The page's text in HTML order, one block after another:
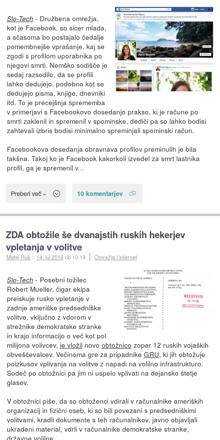
Slo-Tech - Družbena omrežja,
kot je Facebook, so sicer mlada,
a sčasoma bo postajalo čedalje
pomembnejše vprašanje, kaj se
zgodi s profilom uporabnika po
njegovi smrti. Nemško sodišče je
sedaj razsodilo, da se profili
lahko dedujejo, podobno kot se
dedujejo pisma, knjige, dnevniki
itd. To je precejšnja sprememba
v primerjavi s Facebookovo dosedanjo prakso, ki je račune po
smrti zaklenil in spremenil v spominske, dediči pa so lahko bodisi
zahtevali izbris bodisi minimalno spreminjali spominski račun.
Facebookova dosedanja obravnava profilov preminulih je bila
takšna. Takoj ko je Facebook kakorkoli izvedel za smrt lastnika
profil, ga je spremenil v...
Preberi več » 10 komentarjev
ZDA obtožile še dvanajstih ruskih hekerjev
vpletanja v volitve
Matej Huš :: 14. jul 2018ob 10:19 Omrežja / internet
Slo-Tech - Posebni tožilec
Robert Mueller, čigar ekipa
preiskuje rusko vpletanje v
zadnje ameriške predsedniške
volitve, vključno z vdorom v
strežnike demokratske stranke
in krajo informacijo o več kot pol
milijona volivcev, je vložil novo obtožnico zoper 12 ruskih vojaških
obveščevalcev. Večinoma gre za pripadnike GRU, ki jih obtožuje
poizkusov vplivanja na volitve z napadi na volilno infrastrukturo.
Sodeč po obtožnici pa jim ni uspelo vplivati na dejansko štetje
glasov.
V obtožnici piše, da so obtoženci vdirali v računalnike ameriških
organizacij in fizični oseb, ki so bili povezani s predsedniškimi
volitvami, kradli dokumente s teh računalnikov, javno objavljali
ukradeni material, vdrli v računalnike demokratske stranke,
državne volilne...